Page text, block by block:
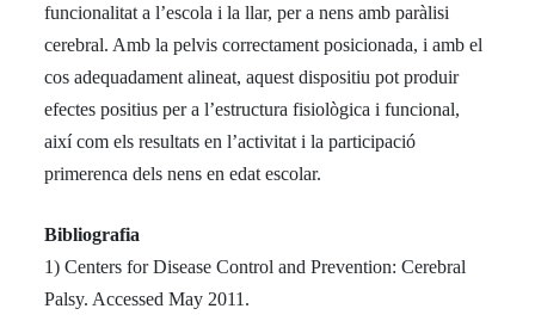
funcionalitat a l’escola i la llar, per a nens amb paràlisi
cerebral. Amb la pelvis correctament posicionada, i amb el
cos adequadament alineat, aquest dispositiu pot produir
efectes positius per a l’estructura fisiològica i funcional,
així com els resultats en l’activitat i la participació
primerenca dels nens en edat escolar.
Bibliografia
1) Centers for Disease Control and Prevention: Cerebral
Palsy. Accessed May 2011.